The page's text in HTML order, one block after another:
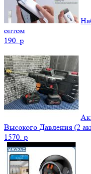
оптом
190. p
Высокого Давления (2
1570. p